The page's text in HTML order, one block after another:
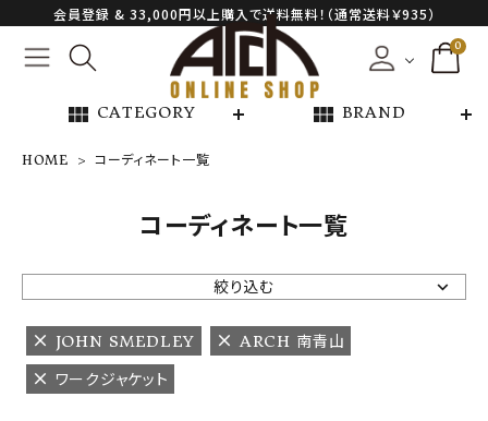
会員登録 & 33,000円以上購入で送料無料！（通常送料￥935）
0
view_module CATEGORY view_module BRAND
NEW ARRIVAL
ARCH EXCLUSIVE
BRAND
CATEGORY
HOME コーディネート一覧
コーディネート一覧
絞り込む
JOHN SMEDLEY
ARCH 南青山
ワークジャケット